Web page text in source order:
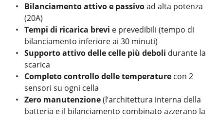
Bilanciamento attivo e passivoad alta potenza
(20A)
Tempi di ricarica brevi e prevedibili (tempo di
bilanciamento inferiore ai 30 minuti)
Supporto attivo delle celle più deboli durante la
scarica
Completo controllo delle temperature con 2
sensori su ogni cella
Zero manutenzione(l’architettura interna della
batteria e il bilanciamento combinato azzerano la